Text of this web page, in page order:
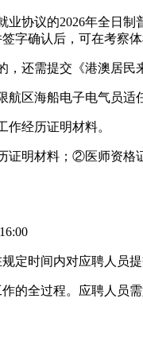
业协议的2026年全日制
字确认 后 ，可在考察
，还需提交 《港澳居民
航区海船电子电气员适
作经历证明材料。
证明材料； ②医师资格
定时间内对应聘人员
的全过程。应聘人员